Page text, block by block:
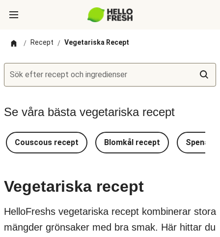
/ Recept / Vegetariska Recept
Sök efter recept och ingredienser
Se våra bästa vegetariska recept
Couscous recept Blomkål recept Spenat
Vegetariska recept
HelloFreshs vegetariska recept kombinerar stora
mängder grönsaker med bra smak. Här hittar du